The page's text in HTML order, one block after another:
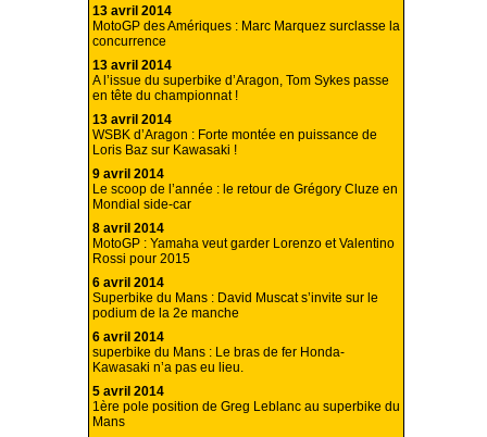
13 avril 2014
MotoGP des Amériques : Marc Marquez surclasse la
concurrence
13 avril 2014
A l’issue du superbike d’Aragon, Tom Sykes passe
en tête du championnat !
13 avril 2014
WSBK d’Aragon : Forte montée en puissance de
Loris Baz sur Kawasaki !
9 avril 2014
Le scoop de l’année : le retour de Grégory Cluze en
Mondial side-car
8 avril 2014
MotoGP : Yamaha veut garder Lorenzo et Valentino
Rossi pour 2015
6 avril 2014
Superbike du Mans : David Muscat s’invite sur le
podium de la 2e manche
6 avril 2014
superbike du Mans : Le bras de fer Honda-
Kawasaki n’a pas eu lieu.
5 avril 2014
1ère pole position de Greg Leblanc au superbike du
Mans